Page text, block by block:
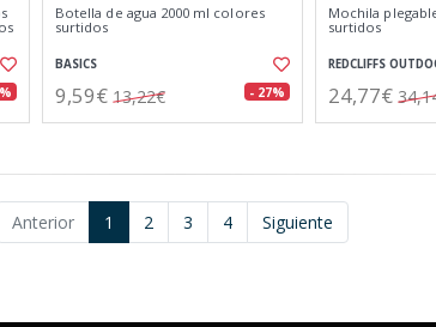
Botella de agua 2000 ml colores
surtidos
BASICS
9,59€ 13,22€ - 27%
Mochila
surtidos
REDCLIFFS
24,77€
Anterior 1 2 3 4 Siguiente